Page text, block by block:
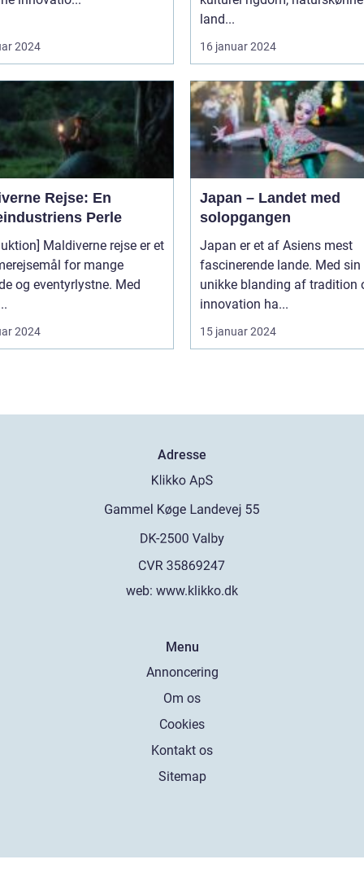
2024
land...
16 januar 2024
Rejse: En
Perle
Maldiverne rejse er et
for mange
og eventyrlystne. Med
2024
Japan – Landet med
solopgangen
Japan er et af Asiens mest
fascinerende lande. Med sin
unikke blanding af tradition
innovation ha...
15 januar 2024
Adresse
web: www.klikko.dk
Menu
Annoncering
Om os
Cookies
Kontakt os
Sitemap